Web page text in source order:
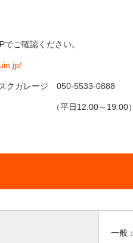
ご確認ください。
クガレージ 050-5533-0888
～19:00）
一般：